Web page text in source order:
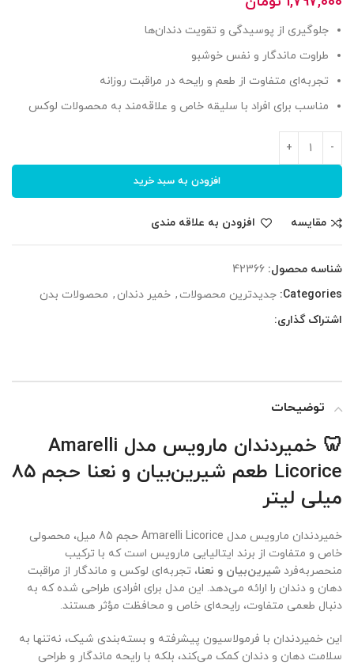
جلوگیری از پوسیدگی و تقویت دندان‌ها
طراوت ماندگار و نفس خوشبو
تجربه‌ای متفاوت از طعم و رایحه در مراقبت روزانه
مناسب برای افراد با سلیقه خاص و علاقه‌مند به محصولات لوکس
افزودن به سبد خرید
مقایسه افزودن به علاقه مندی
شناسه محصول: 42366
Categories: جدیدترین محصولات , خمیر دندان , محصولات بدن
اشتراک گذاری:
توضیحات
🦷 خمیردندان مارویس مدل Amarelli
Licorice طعم شیرین‌بیان و نعنا حجم ۸۵
میلی لیتر
خمیردندان مارویس مدل Amarelli Licorice حجم 85 میل، محصولی
خاص و متفاوت از برند ایتالیایی مارویس است که با ترکیب
منحصربه‌فرد شیرین‌بیان و نعنا، تجربه‌ای لوکس و ماندگار از مراقبت
دهان و دندان را ارائه می‌دهد. این مدل برای افرادی طراحی شده که به
دنبال طعمی متفاوت، رایحه‌ای خاص و محافظت مؤثر هستند.
این خمیردندان با فرمولاسیون پیشرفته و بسته‌بندی شیک، نه‌تنها به
سلامت دهان و دندان کمک می‌کند، بلکه با رایحه ماندگار و طراحی